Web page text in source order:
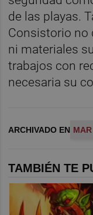
de las playas.
Consistorio no
ni materiales
trabajos con
necesaria su
ARCHIVADO EN
TAMBIÉN TE